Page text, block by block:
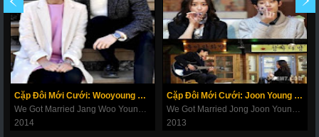
Cặp Đôi Mới Cưới: Wooyoung & Seyoung
We Got Married Jang Woo Young (2PM) & Park Se Young (Yongseo Couple)
2014
Cặp Đôi Mới Cưới: Joon Young & Yu Mi
We Got Married Jong Joon Young & Jeong Yu Mi (4D Couple / JoonMi Couple)
2013